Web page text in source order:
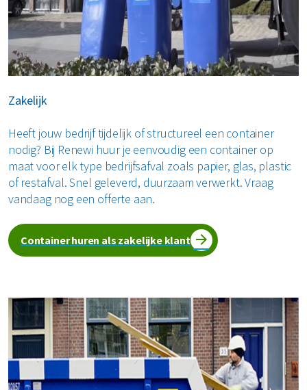
afzetcontainers. Deze zijn beschikbaar van 3 m3tot en met
40 m . De afzetcontainers zijn geschikt voor verschillende
afvalstromen, van bouw- en sloopafval tot hout of
groenafval. Zo vindt u altijd de juiste container voor jouw
Zakelijk
Heeft jouw bedrijf tijdelijk of structureel een container
nodig? Bij Renewi huur je eenvoudig een container op
maat voor elk type bedrijfsafval zoals papier, glas, plastic
of restafval. Snel geleverd, duurzaam verwerkt. Vraag
vandaag nog een offerte aan.
Container huren als zakelijke klant